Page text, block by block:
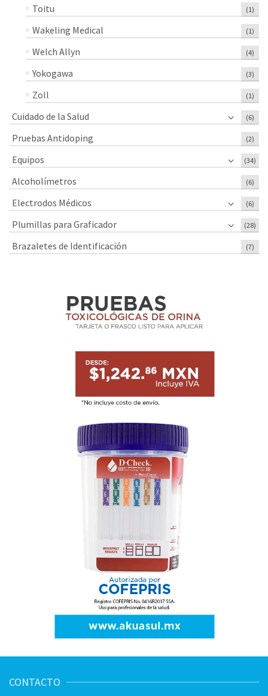
Toitu (1)
Wakeling Medical (1)
Welch Allyn (4)
Yokogawa (3)
Zoll (1)
Cuidado de la Salud (6)
Pruebas Antidoping (2)
Equipos (34)
Alcoholímetros (6)
Electrodos Médicos (6)
Plumillas para Graficador (28)
Brazaletes de Identificación (7)
CONTACTO